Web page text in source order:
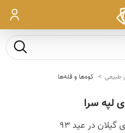
ورود
جست و
طبیعی کوه‌ها و قله‌ها
لپه سرا
در عید 93